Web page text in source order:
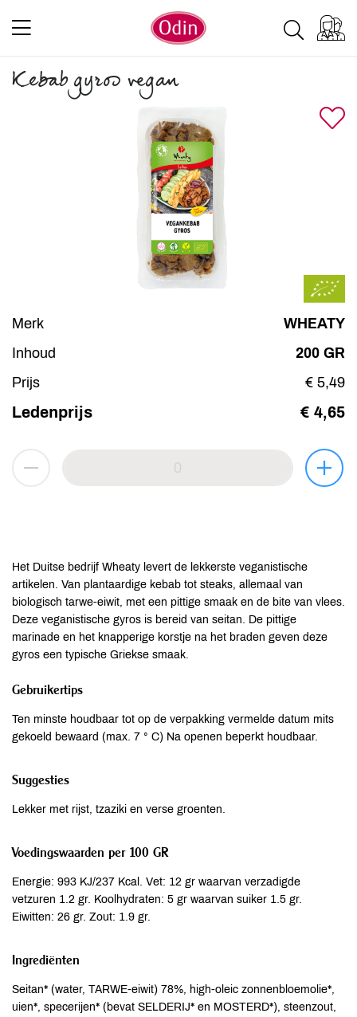
Kebab gyros vegan
Merk
WHEATY
Inhoud
200 GR
Prijs
€ 5,49
Ledenprijs € 4,65
Het Duitse bedrijf Wheaty levert de lekkerste veganistische
artikelen. Van plantaardige kebab tot steaks, allemaal van
biologisch tarwe-eiwit, met een pittige smaak en de bite van vlees.
Deze veganistische gyros is bereid van seitan. De pittige
marinade en het knapperige korstje na het braden geven deze
gyros een typische Griekse smaak.
Gebruikertips
Ten minste houdbaar tot op de verpakking vermelde datum mits
gekoeld bewaard (max. 7 ° C) Na openen beperkt houdbaar.
Suggesties
Lekker met rijst, tzaziki en verse groenten.
Voedingswaarden per 100 GR
Energie: 993 KJ/237 Kcal. Vet: 12 gr waarvan verzadigde
vetzuren 1.2 gr. Koolhydraten: 5 gr waarvan suiker 1.5 gr.
Eiwitten: 26 gr. Zout: 1.9 gr.
Ingrediënten
Seitan* (water, TARWE-eiwit) 78%, high-oleic zonnenbloemolie*,
uien*, specerijen* (bevat SELDERIJ* en MOSTERD*), steenzout,